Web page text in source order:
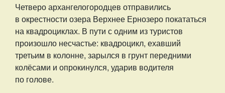
Четверо архангелогородцев отправились
в окрестности озера Верхнее Ернозеро покататься
на квадроциклах. В пути с одним из туристов
произошло несчастье: квадроцикл, ехавший
третьим в колонне, зарылся в грунт передними
колёсами и опрокинулся, ударив водителя
по голове.